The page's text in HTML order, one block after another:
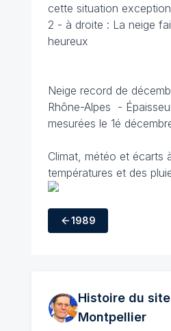
cette situation
2 - à droite : La neige
heureux
Neige record de
Rhône-Alpes -
mesurées le 1é
Climat, météo et écarts
températures et des
1989
Histoire du
Montpellier